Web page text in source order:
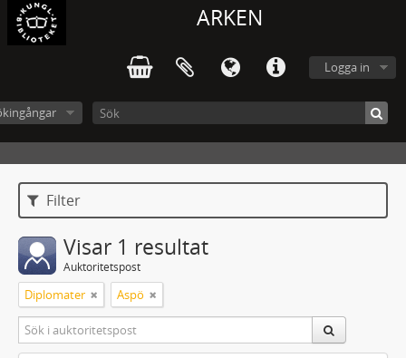
ARKEN
Logga in
Filter
Visar 1 resultat
Auktoritetspost
Diplomater Aspö